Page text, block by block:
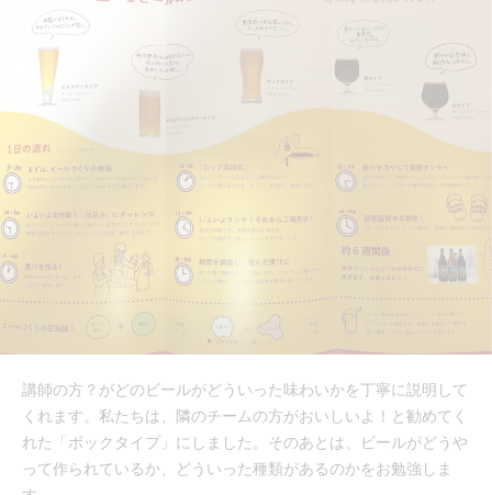
講師の方？がどのビールがどういった味わいかを丁寧に説明して
くれます。私たちは、隣のチームの方がおいしいよ！と勧めてく
れた「ボックタイプ」にしました。そのあとは、ビールがどうや
って作られているか、どういった種類があるのかをお勉強しま